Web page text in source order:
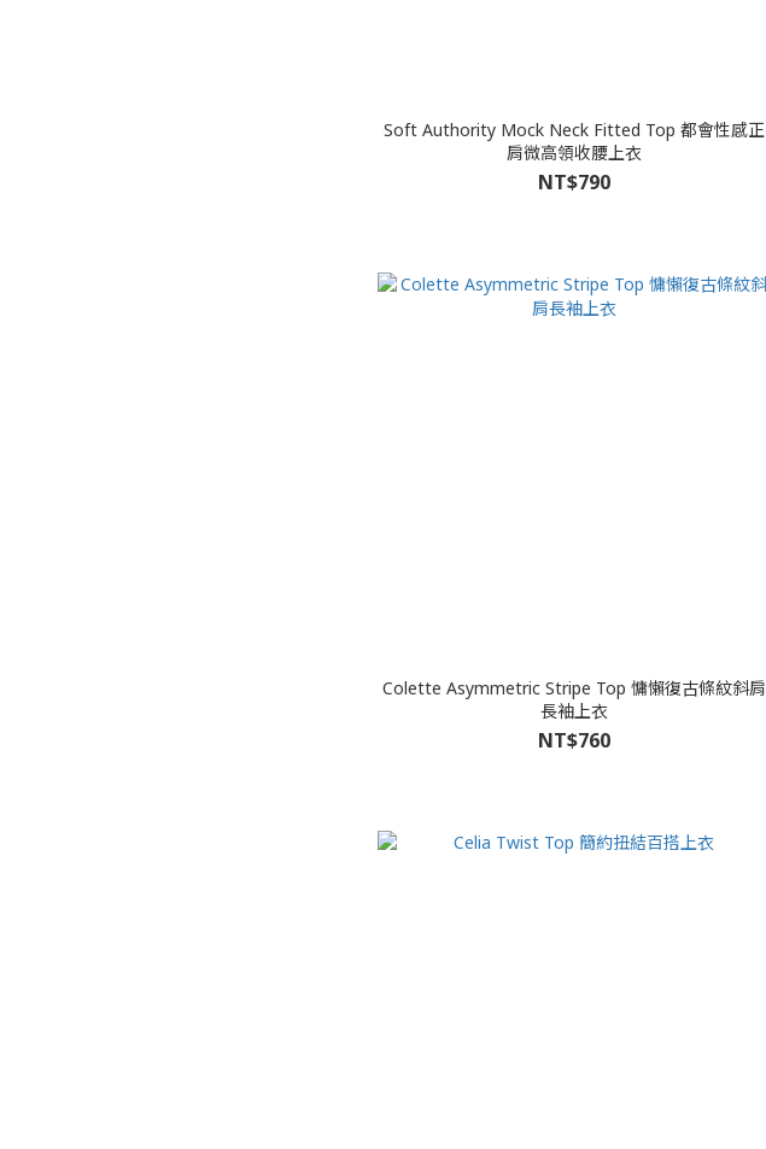
Soft Authority Mock Neck Fitted Top 都會性感正
肩微高領收腰上衣
NT$790
Colette Asymmetric Stripe Top 慵懶復古條紋斜肩
長袖上衣
NT$760